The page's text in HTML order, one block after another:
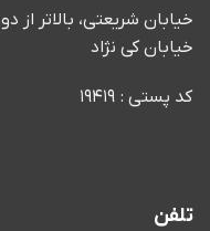
خیابان شریعتی، بالاتر
خیابان کی نژاد
کد پستی : 19419
تلفن